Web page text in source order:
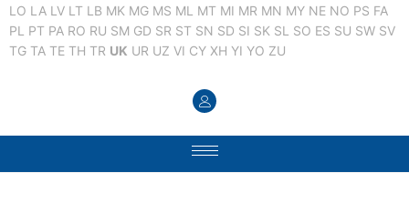
LO LA LV LT LB MK MG MS ML MT MI MR MN MY NE NO PS FA
PL PT PA RO RU SM GD SR ST SN SD SI SK SL SO ES SU SW SV
TG TA TE TH TR UK UR UZ VI CY XH YI YO ZU